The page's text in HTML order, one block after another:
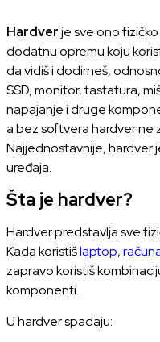
Hardverje sve ono
dodatnu opremu koju
da vidiš i dodirneš,
SSD, monitor, tastatura,
napajanje i druge
a bez softvera hardver ne
Najjednostavnije, hardver
uređaja.
Šta je hardver?
Hardver predstavlja sve
Kada koristišlaptop,
zapravo koristiš
komponenti.
U hardver spadaju: